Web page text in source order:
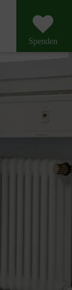
Spenden